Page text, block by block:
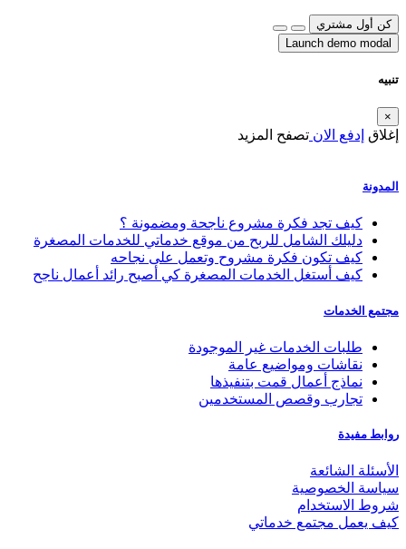
كن أول مشتري
Launch demo modal
تنبيه
×
إغلاق إدفع الان تصفح المزيد
المدونة
كيف تجد فكرة مشروع ناجحة ومضمونة ؟
دليلك الشامل للربح من موقع خدماتي للخدمات المصغرة
كيف تكون فكرة مشروح وتعمل على نجاحه
كيف أستغل الخدمات المصغرة كي أصبح رائد أعمال ناجح
مجتمع الخدمات
طلبات الخدمات غير الموجودة
نقاشات ومواضيع عامة
نماذج أعمال قمت بتنفيذها
تجارب وقصص المستخدمين
روابط مفيدة
الأسئلة الشائعة
سياسة الخصوصية
شروط الاستخدام
كيف يعمل مجتمع خدماتي